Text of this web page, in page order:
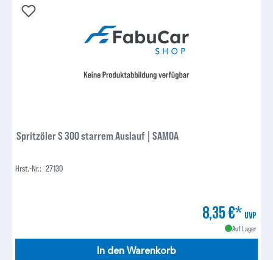
Spritzöler S 300 starrem Auslauf | SAMOA
Hrst.-Nr.: 27130
8,35 €* UVP
Auf Lager
In den Warenkorb